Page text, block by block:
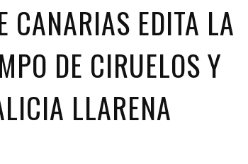
CANARIAS EDITA LA
DE CIRUELOS Y
LLARENA